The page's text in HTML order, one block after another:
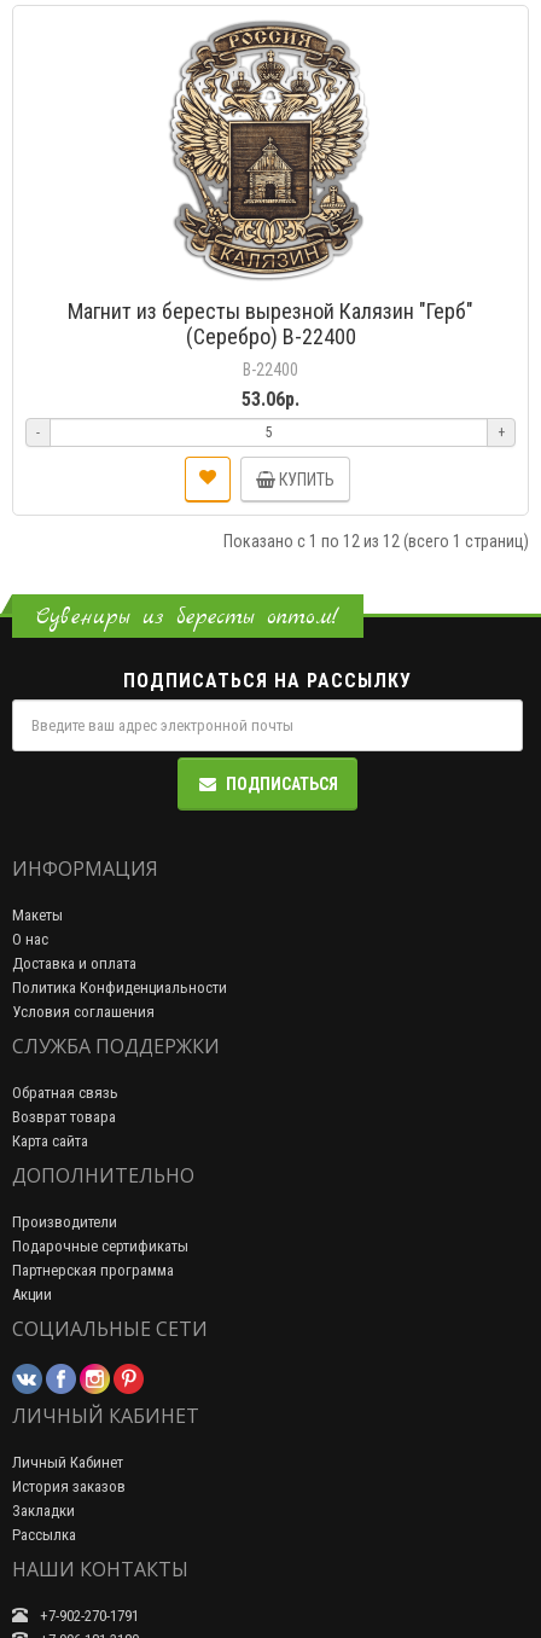
Магнит из бересты вырезной Калязин "Герб"
(Серебро) В-22400
В-22400
53.06р.
- +
КУПИТЬ
Показано с 1 по 12 из 12 (всего 1 страниц)
Сувениры из бересты оптом!
ПОДПИСАТЬСЯ НА РАССЫЛКУ
ПОДПИСАТЬСЯ
ИНФОРМАЦИЯ
Макеты
О нас
Доставка и оплата
Политика Конфиденциальности
Условия соглашения
СЛУЖБА ПОДДЕРЖКИ
Обратная связь
Возврат товара
Карта сайта
ДОПОЛНИТЕЛЬНО
Производители
Подарочные сертификаты
Партнерская программа
Акции
СОЦИАЛЬНЫЕ СЕТИ
ЛИЧНЫЙ КАБИНЕТ
Личный Кабинет
История заказов
Закладки
Рассылка
НАШИ КОНТАКТЫ
+7-902-270-1791